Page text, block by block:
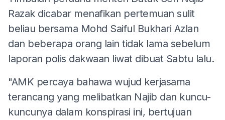
Razak dicabar menafikan pertemuan sulit
beliau bersama Mohd Saiful Bukhari Azlan
dan beberapa orang lain tidak lama sebelum
laporan polis dakwaan liwat dibuat Sabtu lalu.
"AMK percaya bahawa wujud kerjasama
terancang yang melibatkan Najib dan kuncu-
kuncunya dalam konspirasi ini, bertujuan